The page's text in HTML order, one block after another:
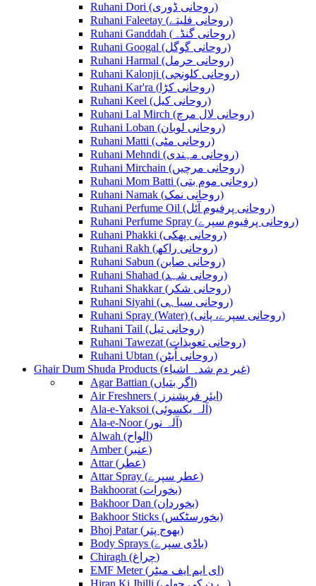
Ruhani Dori (روحانی ڈوری)
Ruhani Faleetay (روحانی فلیتے)
Ruhani Ganddah (روحانی گنڈہ)
Ruhani Googal (روحانی گوگل)
Ruhani Harmal (روحانی حرمل)
Ruhani Kalonji (روحانی کلونجی)
Ruhani Kar'ra (روحانی کڑا)
Ruhani Keel (روحانی کیل)
Ruhani Lal Mirch (روحانی لال مرچ)
Ruhani Loban (روحانی لوبان)
Ruhani Matti (روحانی مٹی)
Ruhani Mehndi (روحانی مہندی)
Ruhani Mirchain (روحانی مرچیں)
Ruhani Mom Batti (روحانی موم بتی)
Ruhani Namak (روحانی نمک)
Ruhani Perfume Oil (روحانی پرفیوم آئل)
Ruhani Perfume Spray (روحانی پرفیوم سپرے)
Ruhani Phakki (روحانی پھکی)
Ruhani Rakh (روحانی راکھ)
Ruhani Sabun (روحانی صابن)
Ruhani Shahad (روحانی شہد)
Ruhani Shakkar (روحانی شکر)
Ruhani Siyahi (روحانی سیاہی)
Ruhani Spray (Water) (روحانی سپرے، پانی)
Ruhani Tail (روحانی تیل)
Ruhani Tawezat (روحانی تعویذات)
Ruhani Ubtan (روحانی اُبٹن)
Ghair Dum Shuda Products (غیر دم شدہ اشیاء)
Agar Battian (اگر بتیاں)
Air Freshners ( ایئر فریشنرز)
Ala-e-Yaksoi (آلہ یکسوئی)
Ala-e-Noor (آلہ نور)
Alwah (الواح)
Amber (عنبر)
Attar (عطر)
Attar Spray (عطر سپرے)
Bakhoorat (بخورات)
Bakhoor Dan (بخوردان)
Bakhoor Sticks (بخورسٹکس)
Bhoj Patar (بھوج پتر)
Body Sprays (باڈی سپرے)
Chiragh (چراغ)
EMF Meter (ای ایم ایف میٹر)
Hiran Ki Jhilli (ہرن کی جھلی)